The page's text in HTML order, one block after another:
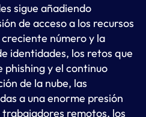
sigue añadiendo
de acceso a los recursos
número y la
identidades, los retos que
phishing y el continuo
de la nube, las
a una enorme presión
remotos, los